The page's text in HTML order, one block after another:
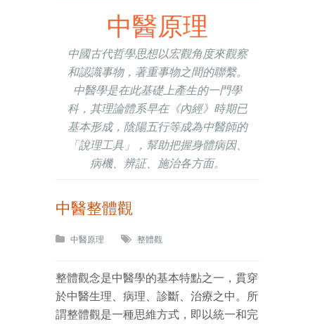
中醫原理
中國古代哲學思想以宏觀角度來觀察
和認識事物，著重事物之間的聯繫。
中醫學是在此基礎上產生的一門學
科，其理論體系早在《內經》時期已
基本形成，陰陽五行等成為中醫師的
「說理工具」，幫助把握身體病因、
病機、辨証、施治各方面。
中醫整體觀
中醫原理 整體觀
整體觀念是中醫學的基本特點之一，貫穿
於中醫生理、病理、診斷、治療之中。所
謂整體觀是一種思維方式，即以統一和完